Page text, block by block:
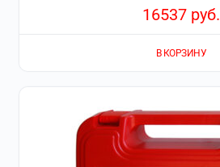
16537 руб.
В КОРЗИНУ